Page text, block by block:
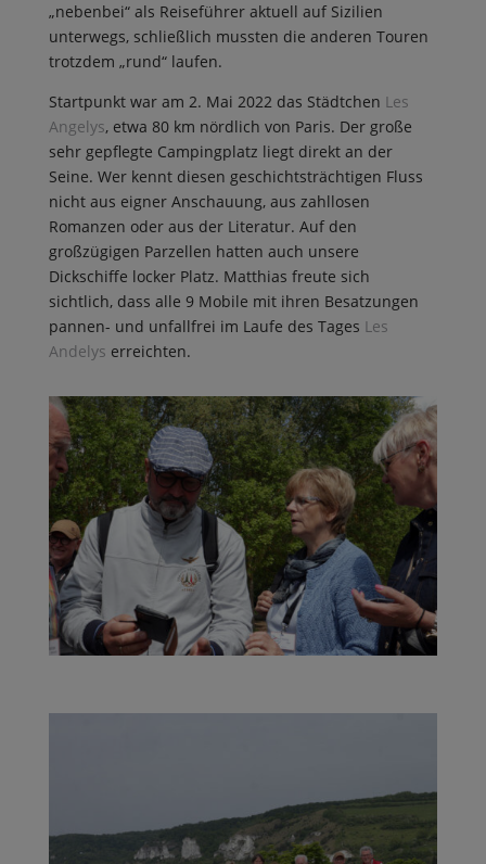
„nebenbei“ als Reiseführer aktuell auf Sizilien
unterwegs, schließlich mussten die anderen Touren
trotzdem „rund“ laufen.
Startpunkt war am 2. Mai 2022 das Städtchen Les
Angelys, etwa 80 km nördlich von Paris. Der große
sehr gepflegte Campingplatz liegt direkt an der
Seine. Wer kennt diesen geschichtsträchtigen Fluss
nicht aus eigner Anschauung, aus zahllosen
Romanzen oder aus der Literatur. Auf den
großzügigen Parzellen hatten auch unsere
Dickschiffe locker Platz. Matthias freute sich
sichtlich, dass alle 9 Mobile mit ihren Besatzungen
pannen- und unfallfrei im Laufe des Tages Les
Andelys erreichten.